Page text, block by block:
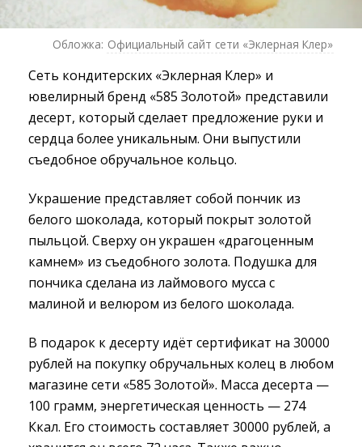
Обложка: Официальный сайт сети «Эклерная Клер»
Сеть кондитерских «Эклерная Клер» и
ювелирный бренд «585 Золотой» представили
десерт, который сделает предложение руки и
сердца более уникальным. Они выпустили
съедобное обручальное кольцо.
Украшение представляет собой пончик из
белого шоколада, который покрыт золотой
пыльцой. Сверху он украшен «драгоценным
камнем» из съедобного золота. Подушка для
пончика сделана из лаймового мусса с
малиной и велюром из белого шоколада.
В подарок к десерту идёт сертификат на 30000
рублей на покупку обручальных колец в любом
магазине сети «585 Золотой». Масса десерта —
100 грамм, энергетическая ценность — 274
Ккал. Его стоимость составляет 30000 рублей, а